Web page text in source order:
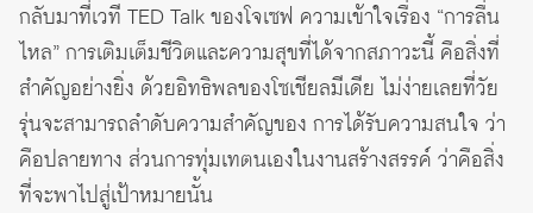
กลับมาที่เวที TED Talk ของโจเซฟ ความเข้าใจเรื่อง “การลื่น
ไหล” การเติมเต็มชีวิตและความสุขที่ได้จากสภาวะนี้ คือสิ่งที่
สำคัญอย่างยิ่ง ด้วยอิทธิพลของโซเชียลมีเดีย ไม่ง่ายเลยที่วัย
รุ่นจะสามารถลำดับความสำคัญของ การได้รับความสนใจ ว่า
คือปลายทาง ส่วนการทุ่มเทตนเองในงานสร้างสรรค์ ว่าคือสิ่ง
ที่จะพาไปสู่เป้าหมายนั้น